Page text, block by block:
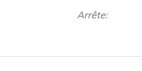
Arrête: